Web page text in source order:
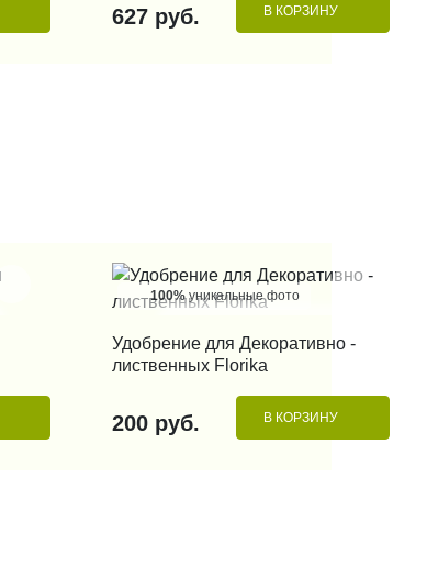
627 руб. В КОРЗИНУ
100%уникальные фото
КУПИТЬ В 1 КЛИК
Удобрение для Декоративно -
лиственных Florika
200 руб. В КОРЗИНУ